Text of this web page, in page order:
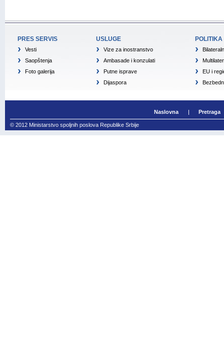
PRES SERVIS
Vesti
Saopštenja
Foto galerija
USLUGE
Vize za inostranstvo
Ambasade i konzulati
Putne isprave
Dijaspora
POLITIKA
EU i
Naslovna Pretraga
© 2012 Ministarstvo spoljnih poslova Republike Srbije